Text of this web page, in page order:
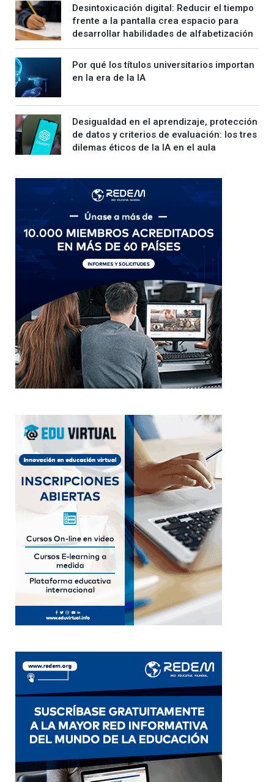
Desintoxicación digital: Reducir el tiempo
frente a la pantalla crea espacio para
desarrollar habilidades de alfabetización
Por qué los títulos universitarios importan
en la era de la IA
Desigualdad en el aprendizaje, protección
de datos y criterios de evaluación: los tres
dilemas éticos de la IA en el aula